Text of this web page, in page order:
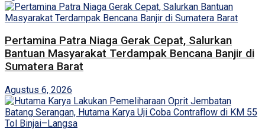
Pertamina Patra Niaga Gerak Cepat, Salurkan
Bantuan Masyarakat Terdampak Bencana Banjir di
Sumatera Barat
Agustus 6, 2026